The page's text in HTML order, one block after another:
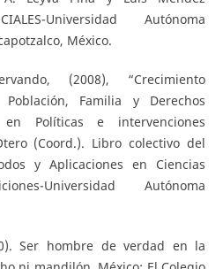
Universidad Autónoma
México.
(2008), “Crecimiento
Familia y Derechos
Políticas e intervenciones
(Coord.). Libro colectivo del
y Aplicaciones en Ciencias
Universidad Autónoma
Ser hombre de verdad en la